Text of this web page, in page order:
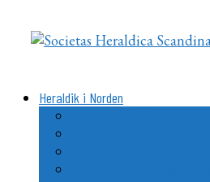
indhold
Heraldik i Norden